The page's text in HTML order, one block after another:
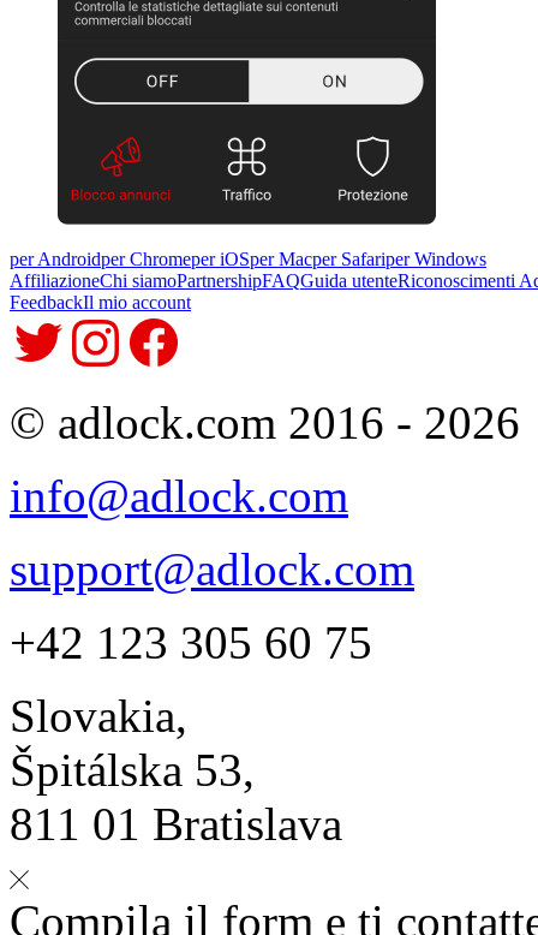
per Androidper Chromeper iOSper Macper Safariper Windows
AffiliazioneChi siamoPartnershipFAQGuida utenteRiconoscimenti
FeedbackIl mio account
© adlock.com 2016 - 2026
info@adlock.com
support@adlock.com
+42 123 305 60 75
Slovakia,
Špitálska 53,
811 01 Bratislava
Compila il form e ti